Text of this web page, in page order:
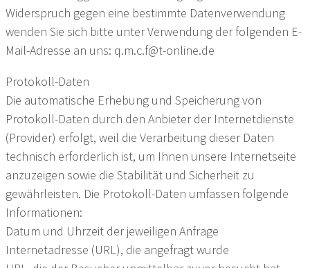
Widerspruch gegen eine bestimmte Datenverwendung
wenden Sie sich bitte unter Verwendung der folgenden E-
Mail-Adresse an uns: q.m.c.f@t-online.de
Protokoll-Daten
Die automatische Erhebung und Speicherung von
Protokoll-Daten durch den Anbieter der Internetdienste
(Provider) erfolgt, weil die Verarbeitung dieser Daten
technisch erforderlich ist, um Ihnen unsere Internetseite
anzuzeigen sowie die Stabilität und Sicherheit zu
gewährleisten. Die Protokoll-Daten umfassen folgende
Informationen:
Datum und Uhrzeit der jeweiligen Anfrage
Internetadresse (URL), die angefragt wurde